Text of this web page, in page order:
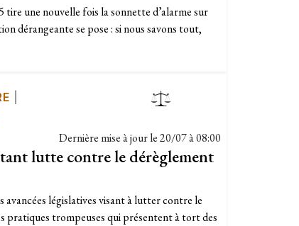
une nouvelle fois la sonnette d’alarme sur
dérangeante se pose : si nous savons tout,
Dernière mise à jour le20/07 à 08:00
lutte contre le dérèglement
avancées législatives visant à lutter contre le
pratiques trompeuses qui présentent à tort des